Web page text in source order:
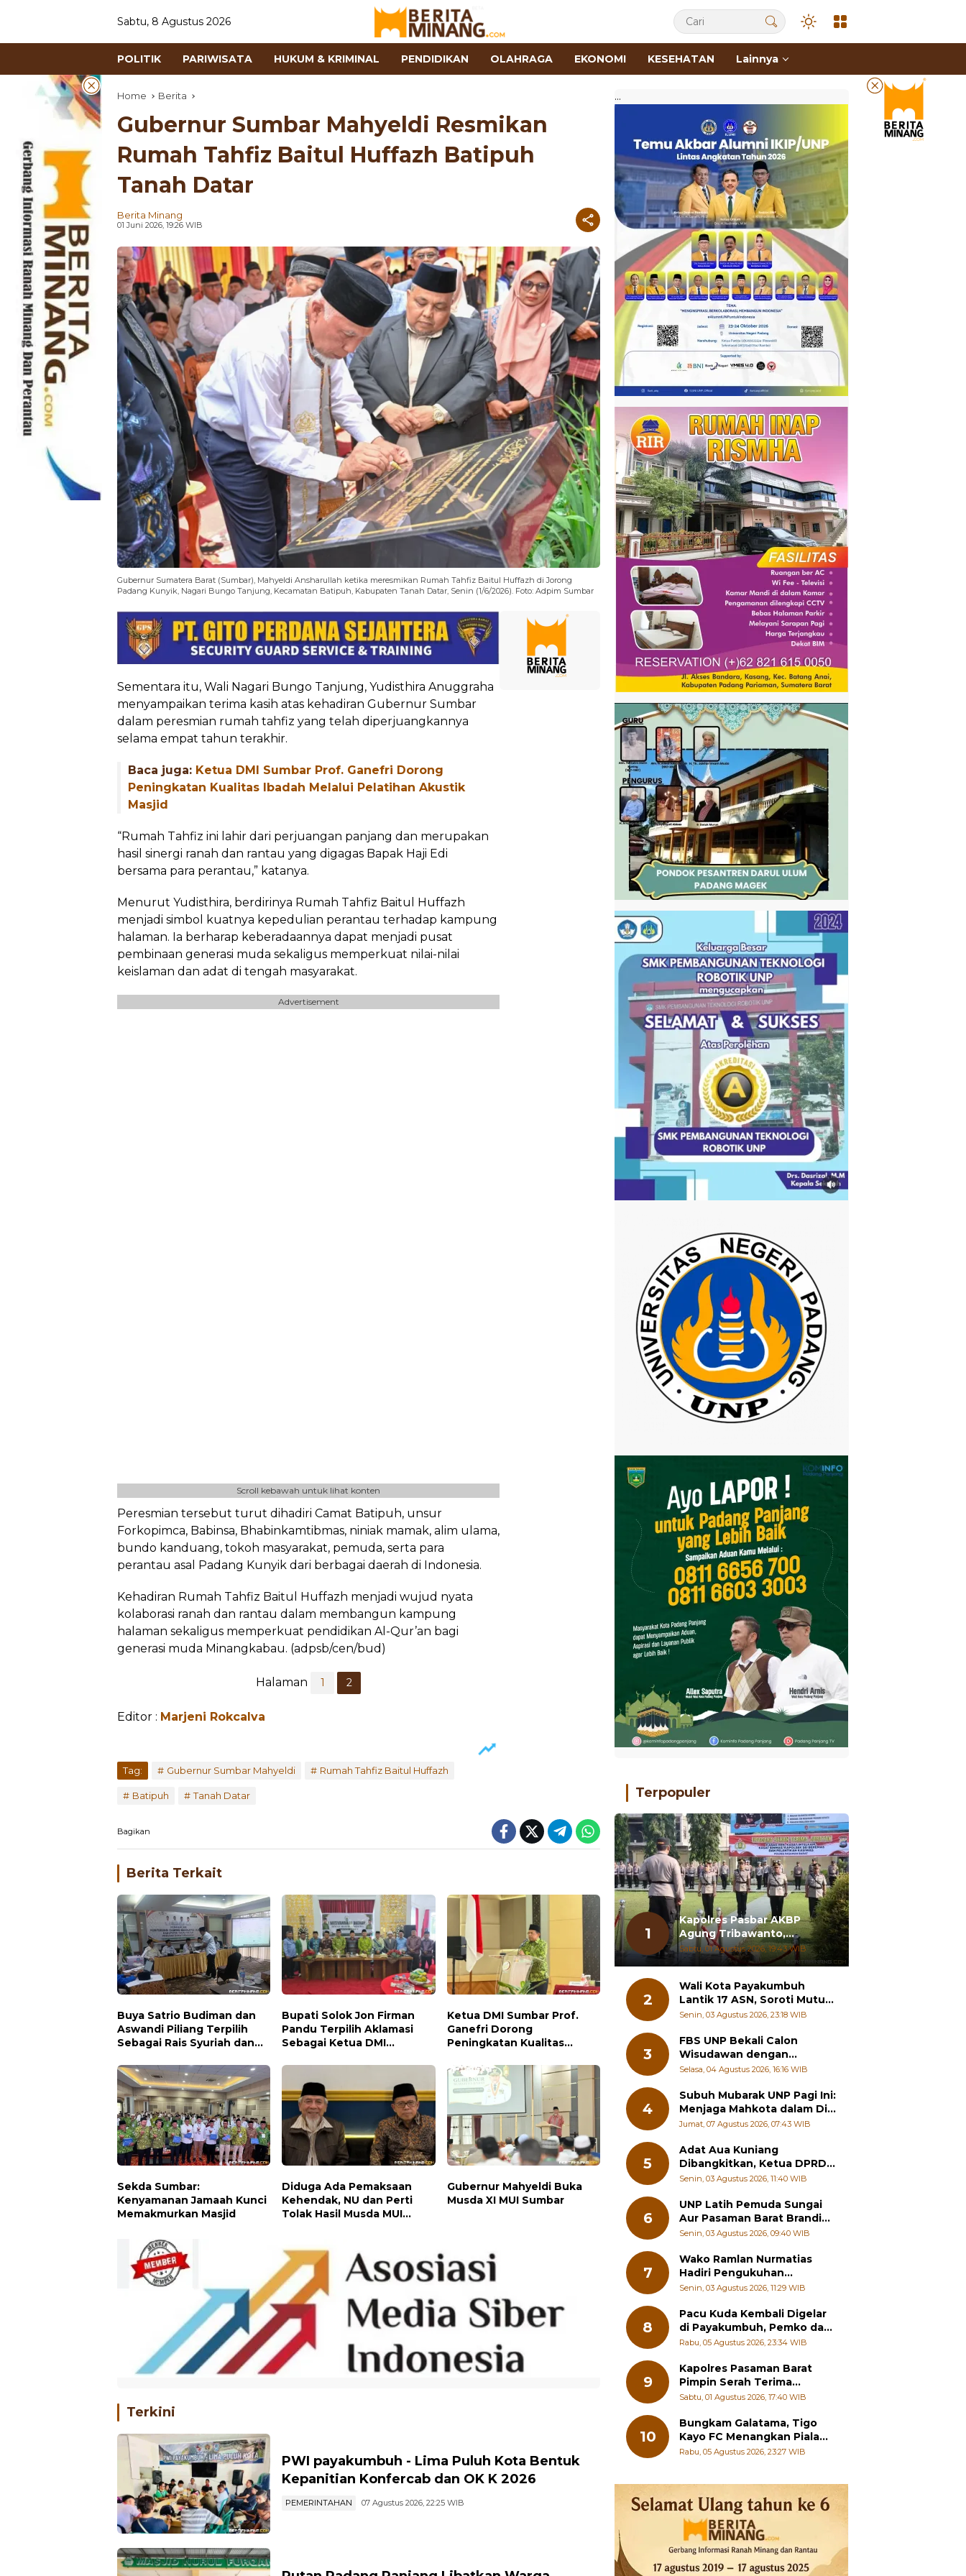
Sabtu, 8 Agustus 2026
POLITIK PARIWISATA HUKUM & KRIMINAL PENDIDIKAN OLAHRAGA EKONOMI KESEHATAN Lainnya
Home Berita
Gubernur Sumbar Mahyeldi Resmikan
Rumah Tahfiz Baitul Huffazh Batipuh
Tanah Datar
Berita Minang
01 Juni 2026, 19:26 WIB
Gubernur Sumatera Barat (Sumbar), Mahyeldi Ansharullah ketika meresmikan Rumah Tahfiz Baitul Huffazh di Jorong
Padang Kunyik, Nagari Bungo Tanjung, Kecamatan Batipuh, Kabupaten Tanah Datar, Senin (1/6/2026). Foto: Adpim Sumbar
Sementara itu, Wali Nagari Bungo Tanjung, Yudisthira Anuggraha
menyampaikan terima kasih atas kehadiran Gubernur Sumbar
dalam peresmian rumah tahfiz yang telah diperjuangkannya
selama empat tahun terakhir.
Baca juga: Ketua DMI Sumbar Prof. Ganefri Dorong
Peningkatan Kualitas Ibadah Melalui Pelatihan Akustik
Masjid
“Rumah Tahfiz ini lahir dari perjuangan panjang dan merupakan
hasil sinergi ranah dan rantau yang digagas Bapak Haji Edi
bersama para perantau,” katanya.
Menurut Yudisthira, berdirinya Rumah Tahfiz Baitul Huffazh
menjadi simbol kuatnya kepedulian perantau terhadap kampung
halaman. Ia berharap keberadaannya dapat menjadi pusat
pembinaan generasi muda sekaligus memperkuat nilai-nilai
keislaman dan adat di tengah masyarakat.
Advertisement
Scroll kebawah untuk lihat konten
Peresmian tersebut turut dihadiri Camat Batipuh, unsur
Forkopimca, Babinsa, Bhabinkamtibmas, niniak mamak, alim ulama,
bundo kanduang, tokoh masyarakat, pemuda, serta para
perantau asal Padang Kunyik dari berbagai daerah di Indonesia.
Kehadiran Rumah Tahfiz Baitul Huffazh menjadi wujud nyata
kolaborasi ranah dan rantau dalam membangun kampung
halaman sekaligus memperkuat pendidikan Al-Qur’an bagi
generasi muda Minangkabau. (adpsb/cen/bud)
Halaman 1 2
Editor : Marjeni Rokcalva
Tag: Gubernur Sumbar Mahyeldi Rumah Tahfiz Baitul Huffazh
Batipuh Tanah Datar
Bagikan
Berita Terkait
Buya Satrio Budiman dan
Aswandi Piliang Terpilih
Sebagai Rais Syuriah dan
Bupati Solok Jon Firman
Pandu Terpilih Aklamasi
Sebagai Ketua DMI
2031
Ketua DMI Sumbar Prof.
Ganefri Dorong
Peningkatan Kualitas
Akustik Masjid
Sekda Sumbar:
Kenyamanan Jamaah Kunci
Memakmurkan Masjid
Diduga Ada Pemaksaan
Kehendak, NU dan Perti
Tolak Hasil Musda MUI
Gubernur Mahyeldi Buka
Musda XI MUI Sumbar
Terkini
PWI payakumbuh - Lima Puluh Kota Bentuk
Kepanitian Konfercab dan OK K 2026
PEMERINTAHAN 07 Agustus 2026, 22:25 WIB
...
Terpopuler
1
Kapolres Pasbar AKBP
Agung Tribawanto,
Tekankan Peningkatan
Pelayanan dan Sinergi
Sabtu, 01 Agustus 2026, 19:43 WIB
2
Wali Kota Payakumbuh
Lantik 17 ASN, Soroti Mutu
Sekolah hingga Pelayanan
Senin, 03 Agustus 2026, 23:18 WIB
3
FBS UNP Bekali Calon
Wisudawan dengan
Wawasan Karier Global dan
Selasa, 04 Agustus 2026, 16:16 WIB
4
Subuh Mubarak UNP Pagi Ini:
Menjaga Mahkota dalam Diri
Manusia
Jumat, 07 Agustus 2026, 07:43 WIB
5
Adat Aua Kuniang
Dibangkitkan, Ketua DPRD
Payakumbuh: Jangan
Hilang Jati Diri
Senin, 03 Agustus 2026, 11:40 WIB
6
UNP Latih Pemuda Sungai
Aur Pasaman Barat Branding
Wisata Beringin
Senin, 03 Agustus 2026, 09:40 WIB
7
Wako Ramlan Nurmatias
Hadiri Pengukuhan
Pengurus MUS-KB Serta
Senin, 03 Agustus 2026, 11:29 WIB
8
Pacu Kuda Kembali Digelar
di Payakumbuh, Pemko dan
Pordasi Kebut Persiapan!
Rabu, 05 Agustus 2026, 23:34 WIB
9
Kapolres Pasaman Barat
Pimpin Serah Terima
Jabatan PJU Polres dan
Sabtu, 01 Agustus 2026, 17:40 WIB
10
Bungkam Galatama, Tigo
Kayo FC Menangkan Piala
Wali Kota Payakumbuh Cup
Rabu, 05 Agustus 2026, 23:27 WIB